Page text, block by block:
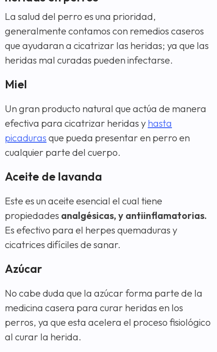
La salud del perro es una prioridad,
generalmente contamos con remedios caseros
que ayudaran a cicatrizar las heridas; ya que las
heridas mal curadas pueden infectarse.
Miel
Un gran producto natural que actúa de manera
efectiva para cicatrizar heridas y hasta
picaduras que pueda presentar en perro en
cualquier parte del cuerpo.
Aceite de lavanda
Este es un aceite esencial el cual tiene
propiedades analgésicas, y antiinflamatorias.
Es efectivo para el herpes quemaduras y
cicatrices difíciles de sanar.
Azúcar
No cabe duda que la azúcar forma parte de la
medicina casera para curar heridas en los
perros, ya que esta acelera el proceso fisiológico
al curar la herida.